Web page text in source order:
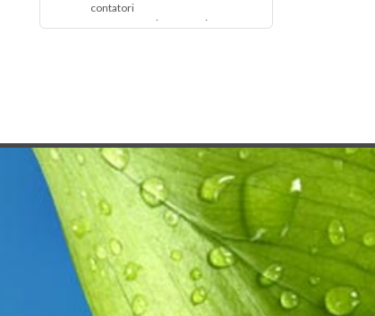
contatori
Software gestione utenti
Lettura contatori (servizio)
Stampa/spedizione/consegna
bollette
GAS
Cantieristica
Rilevazione reti e impianti
Acquisizione dati (reti e territorio)
Mappatura reti, impianti e
sottoservizi
Servizi alle imprese e consulenza